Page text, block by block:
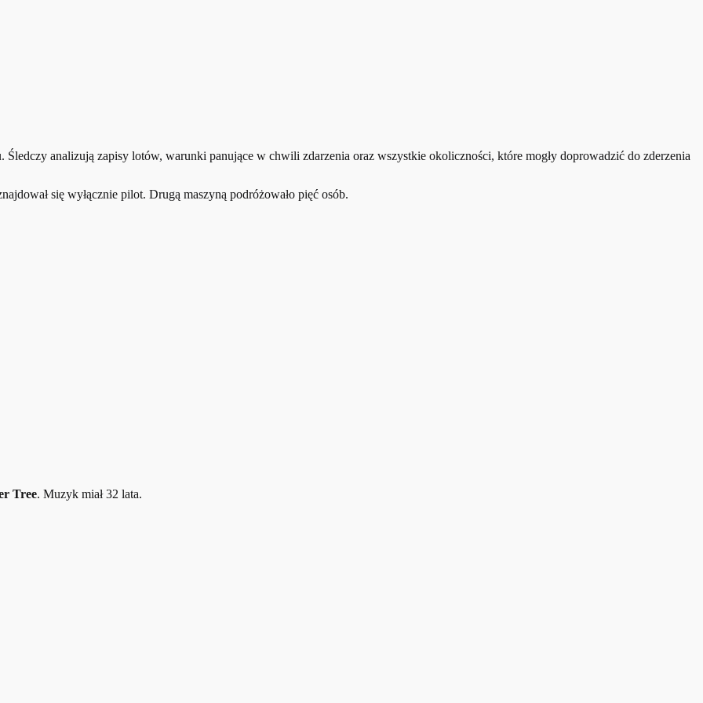
analizują zapisy lotów, warunki panujące w chwili zdarzenia oraz wszystkie okoliczności, które mogły doprowadzić do zderzenia
się wyłącznie pilot. Drugą maszyną podróżowało pięć osób.
Tree. Muzyk miał 32 lata.